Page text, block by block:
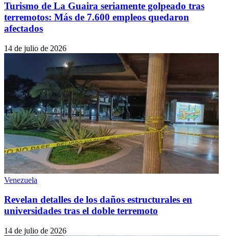
Turismo de La Guaira seriamente golpeado tras
terremotos: Más de 7.600 empleos quedaron
afectados
14 de julio de 2026
Venezuela
Revelan detalles de los daños estructurales en
universidades tras el doble terremoto
14 de julio de 2026